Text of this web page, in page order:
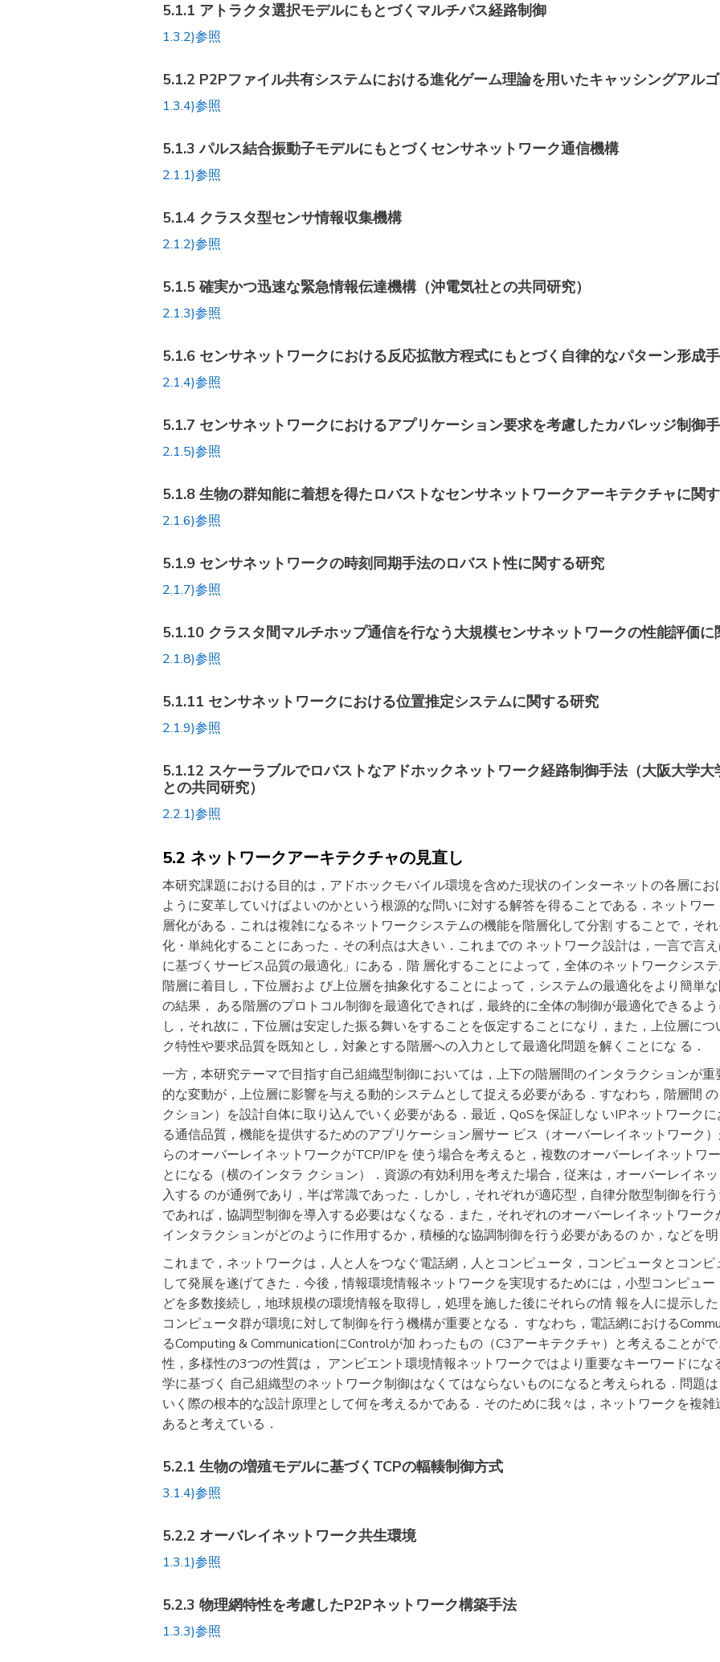
5.1.1 アトラクタ選択モデルにもとづくマルチパス経路制御
1.3.2)参照
5.1.2 P2Pファイル共有システムにおける進化ゲーム理論を用いたキャッシングアル
1.3.4)参照
5.1.3 パルス結合振動子モデルにもとづくセンサネットワーク通信機構
2.1.1)参照
5.1.4 クラスタ型センサ情報収集機構
2.1.2)参照
5.1.5 確実かつ迅速な緊急情報伝達機構（沖電気社との共同研究）
2.1.3)参照
5.1.6 センサネットワークにおける反応拡散方程式にもとづく自律的なパターン形成
2.1.4)参照
5.1.7 センサネットワークにおけるアプリケーション要求を考慮したカバレッジ制御
2.1.5)参照
5.1.8 生物の群知能に着想を得たロバストなセンサネットワークアーキテクチャに関
2.1.6)参照
5.1.9 センサネットワークの時刻同期手法のロバスト性に関する研究
2.1.7)参照
5.1.10 クラスタ間マルチホップ通信を行なう大規模センサネットワークの性能評価に
2.1.8)参照
5.1.11 センサネットワークにおける位置推定システムに関する研究
2.1.9)参照
5.1.12 スケーラブルでロバストなアドホックネットワーク経路制御手法（大阪大学
との共同研究）
2.2.1)参照
5.2 ネットワークアーキテクチャの見直し
本研究課題における目的は，アドホックモバイル環境を含めた現状のインターネットの各層に
ように変革していけばよいのかという根源的な問いに対する解答を得ることである．ネットワ
層化がある．これは複雑になるネットワークシステムの機能を階層化して分割 することで，そ
化・単純化することにあった．その利点は大きい．これまでの ネットワーク設計は，一言で言
に基づくサービス品質の最適化」にある．階 層化することによって，全体のネットワークシス
階層に着目し，下位層およ び上位層を抽象化することによって，システムの最適化をより簡単
の結果， ある階層のプロトコル制御を最適化できれば，最終的に全体の制御が最適化できるよ
し，それ故に，下位層は安定した振る舞いをすることを仮定することになり，また，上位層に
ク特性や要求品質を既知とし，対象とする階層への入力として最適化問題を解くことにな る．
一方，本研究テーマで目指す自己組織型制御においては，上下の階層間のインタラクションが
的な変動が，上位層に影響を与える動的システムとして捉える必要がある．すなわち，階層間
クション）を設計自体に取り込んでいく必要がある．最近，QoSを保証しな いIPネットワーク
る通信品質，機能を提供するためのアプリケーション層サー ビス（オーバーレイネットワーク
らのオーバーレイネットワークがTCP/IPを 使う場合を考えると，複数のオーバーレイネットワ
とになる（横のインタラ クション）．資源の有効利用を考えた場合，従来は，オーバーレイネ
入する のが通例であり，半ば常識であった．しかし，それぞれが適応型，自律分散型制御を行
であれば，協調型制御を導入する必要はなくなる．また，それぞれのオーバーレイネットワー
インタラクションがどのように作用するか，積極的な協調制御を行う必要があるの か，などを
これまで，ネットワークは，人と人をつなぐ電話網，人とコンピュータ，コンピュータとコン
して発展を遂げてきた．今後，情報環境情報ネットワークを実現するためには，小型コンピュ
どを多数接続し，地球規模の環境情報を取得し，処理を施した後にそれらの情 報を人に提示し
コンピュータ群が環境に対して制御を行う機構が重要となる． すなわち，電話網における
るComputing & CommunicationにControlが加 わったもの（C3アーキテクチャ）と考えることが
性，多様性の3つの性質は， アンビエント環境情報ネットワークではより重要なキーワードに
学に基づく 自己組織型のネットワーク制御はなくてはならないものになると考えられる．問題
いく際の根本的な設計原理として何を考えるかである．そのために我々は，ネットワークを複
あると考えている．
5.2.1 生物の増殖モデルに基づくTCPの輻輳制御方式
3.1.4)参照
5.2.2 オーバレイネットワーク共生環境
1.3.1)参照
5.2.3 物理網特性を考慮したP2Pネットワーク構築手法
1.3.3)参照